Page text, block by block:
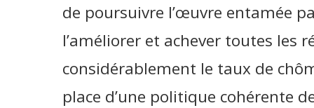
de poursuivre l’œuvre entamée
l’améliorer et achever toutes les
considérablement le taux de
place d’une politique cohérente